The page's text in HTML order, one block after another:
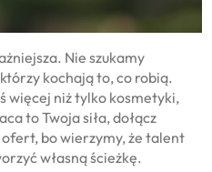
Nie szukamy
kochają to, co robią.
więcej niż tylko kosmetyki,
to Twoja siła, dołącz
bo wierzymy, że talent
własną ścieżkę.